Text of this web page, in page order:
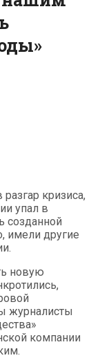
разгар кризиса,
упал в
созданной
имели другие
новую
журналисты
компании